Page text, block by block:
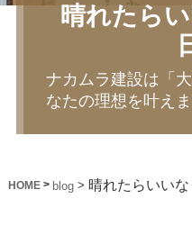
晴れたら
ナカムラ建設は「
なたの理想を叶えま
HOME> blog> 晴れたらいい